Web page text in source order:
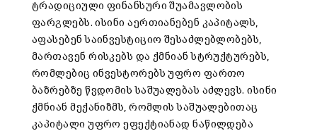
ტრადიციული ფინანსური შუამავლობის
ფარგლებს. ისინი აერთიანებენ კაპიტალს,
აფასებენ საინვესტიციო შესაძლებლობებს,
მართავენ რისკებს და ქმნიან სტრუქტურებს,
რომლებიც ინვესტორებს უფრო ფართო
ბაზრებზე წვდომის საშუალებას აძლევს. ისინი
ქმნიან მექანიზმს, რომლის საშუალებითაც
კაპიტალი უფრო ეფექტიანად ნაწილდება